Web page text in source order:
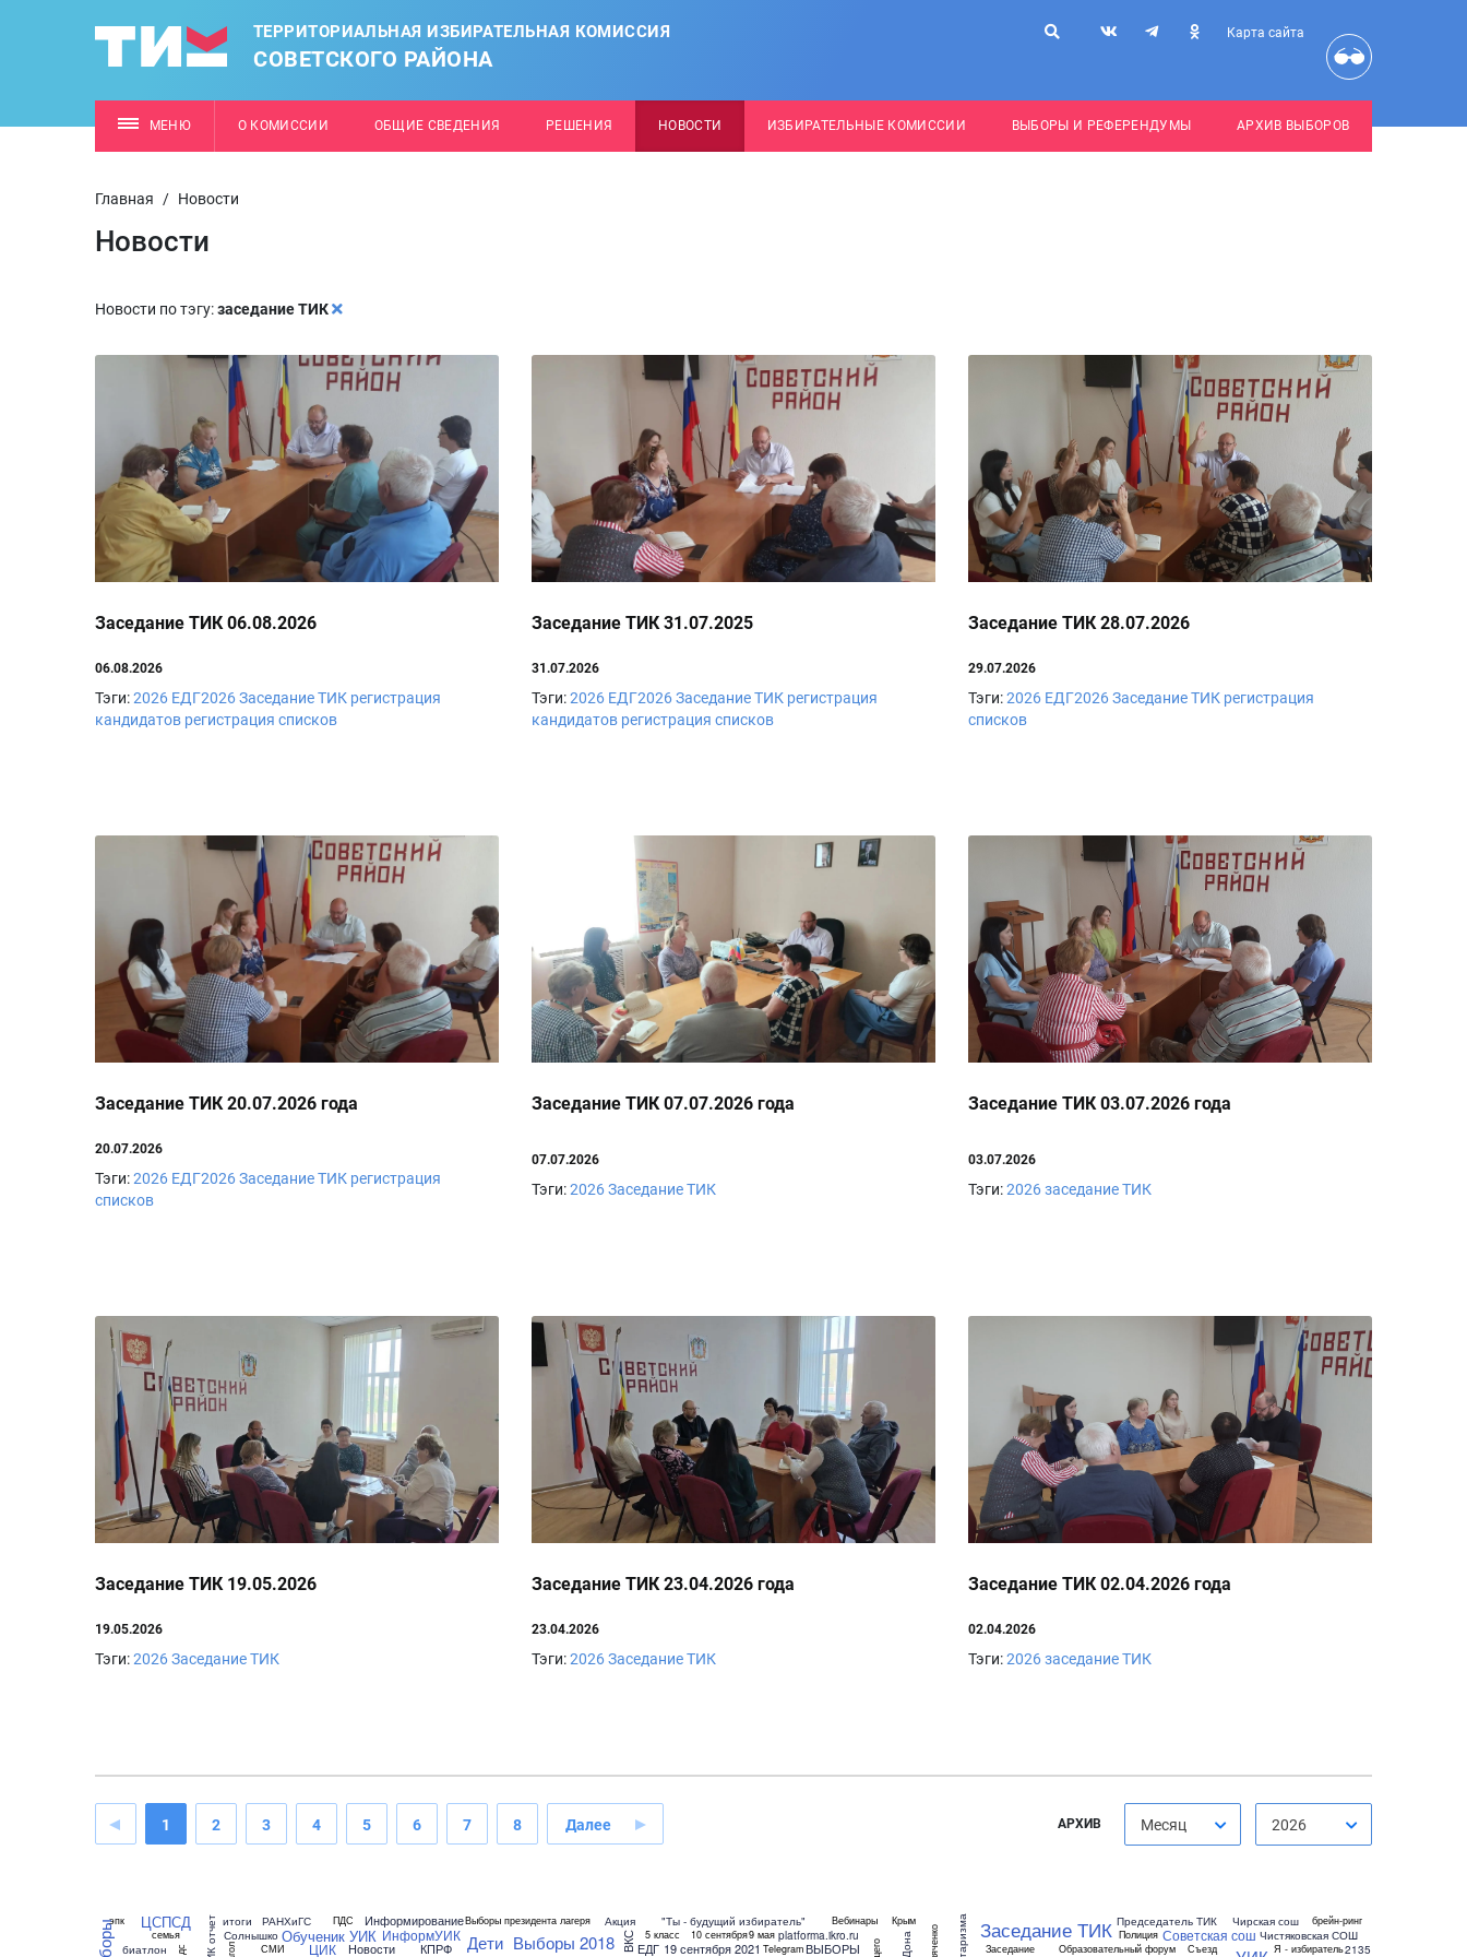
ТЕРРИТОРИАЛЬНАЯ ИЗБИРАТЕЛЬНАЯ КОМИССИЯ
СОВЕТСКОГО РАЙОНА
Карта сайта
МЕНЮ О КОМИССИИ ОБЩИЕ СВЕДЕНИЯ РЕШЕНИЯ НОВОСТИ ИЗБИРАТЕЛЬНЫЕ КОМИССИИ ВЫБОРЫ И РЕФЕРЕНДУМЫ АРХИВ ВЫБОРОВ
Главная / Новости
Новости
Новости по тэгу:заседание ТИК
Заседание ТИК 06.08.2026
06.08.2026
Тэги:2026 ЕДГ2026Заседание ТИК регистрация
кандидатов регистрация списков
Заседание ТИК 31.07.2025
31.07.2026
Тэги:2026 ЕДГ2026Заседание ТИК регистрация
кандидатов регистрация списков
Заседание ТИК 28.07.2026
29.07.2026
Тэги:2026 ЕДГ2026Заседание ТИК регистрация
списков
Заседание ТИК 20.07.2026 года
20.07.2026
Тэги:2026 ЕДГ2026Заседание ТИК регистрация
списков
Заседание ТИК 07.07.2026 года
07.07.2026
Тэги:2026Заседание ТИК
Заседание ТИК 03.07.2026 года
03.07.2026
Тэги:2026заседание ТИК
Заседание ТИК 19.05.2026
19.05.2026
Тэги:2026Заседание ТИК
Заседание ТИК 23.04.2026 года
23.04.2026
Тэги:2026Заседание ТИК
Заседание ТИК 02.04.2026 года
02.04.2026
Тэги:2026заседание ТИК
1 2 3 4 5 6 7 8 Далее АРХИВ Месяц 2026
"Ты - будущий избиратель"
10 сентября
19 сентября 2021
5 класс
9 мая
Telegram
platforma.ikro.ru
Акция
ВКС ВЫБОРЫ
Вебинары
Выборы 2018
Выборы президента лагеря
Дети ЕДГ Заседание
Заседание ТИК
ИнформУИК
Информирование
КПРФ
Крым
Новости Образовательный форум
Обученик УИК
ПДС
Полиция
Председатель ТИК
РАНХиГС
СМИ
Советская сош
Солнышко
Съезд
ТИК отчет ЦИК
ЦСПСД Чирская сош
Чистяковская СОШ
Я - избиратель
биатлон
брейн-ринг
итоги
семья
эпк
2135